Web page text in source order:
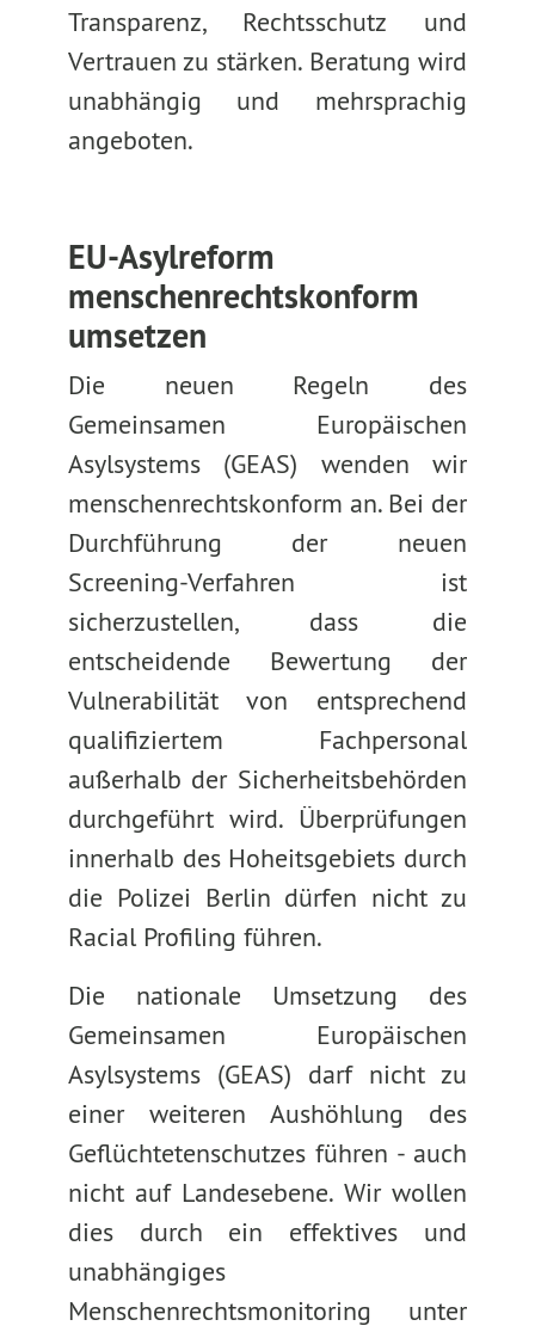
Transparenz, Rechtsschutz und
Vertrauen zu stärken. Beratung wird
unabhängig und mehrsprachig
angeboten.
EU-Asylreform
menschenrechtskonform
umsetzen
Die neuen Regeln des
Gemeinsamen Europäischen
Asylsystems (GEAS) wenden wir
menschenrechtskonform an. Bei der
Durchführung der neuen
Screening-Verfahren ist
sicherzustellen, dass die
entscheidende Bewertung der
Vulnerabilität von entsprechend
qualifiziertem Fachpersonal
außerhalb der Sicherheitsbehörden
durchgeführt wird. Überprüfungen
innerhalb des Hoheitsgebiets durch
die Polizei Berlin dürfen nicht zu
Racial Profiling führen.
Die nationale Umsetzung des
Gemeinsamen Europäischen
Asylsystems (GEAS) darf nicht zu
einer weiteren Aushöhlung des
Geflüchtetenschutzes führen - auch
nicht auf Landesebene. Wir wollen
dies durch ein effektives und
unabhängiges
Menschenrechtsmonitoring unter